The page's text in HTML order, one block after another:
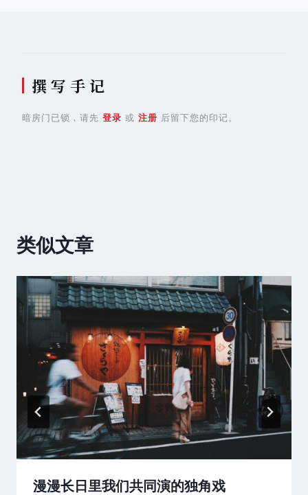
撰 写 手 记
暗房门已锁，请先 登录 或 注册 后留下您的印记。
类似文章
漫漫长日里我们共同演的独角戏